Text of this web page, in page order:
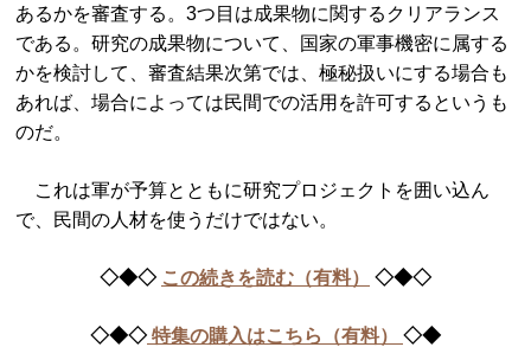
あるかを審査する。3つ目は成果物に関するクリアランス
である。研究の成果物について、国家の軍事機密に属する
かを検討して、審査結果次第では、極秘扱いにする場合も
あれば、場合によっては民間での活用を許可するというも
のだ。
これは軍が予算とともに研究プロジェクトを囲い込ん
で、民間の人材を使うだけではない。
◇◆◇ この続きを読む（有料） ◇◆◇
◇◆◇ 特集の購入はこちら（有料） ◇◆